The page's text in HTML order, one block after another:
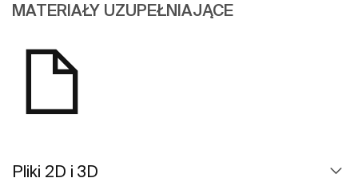
MATERIAŁY UZUPEŁNIAJĄCE
Pliki 2D i 3D